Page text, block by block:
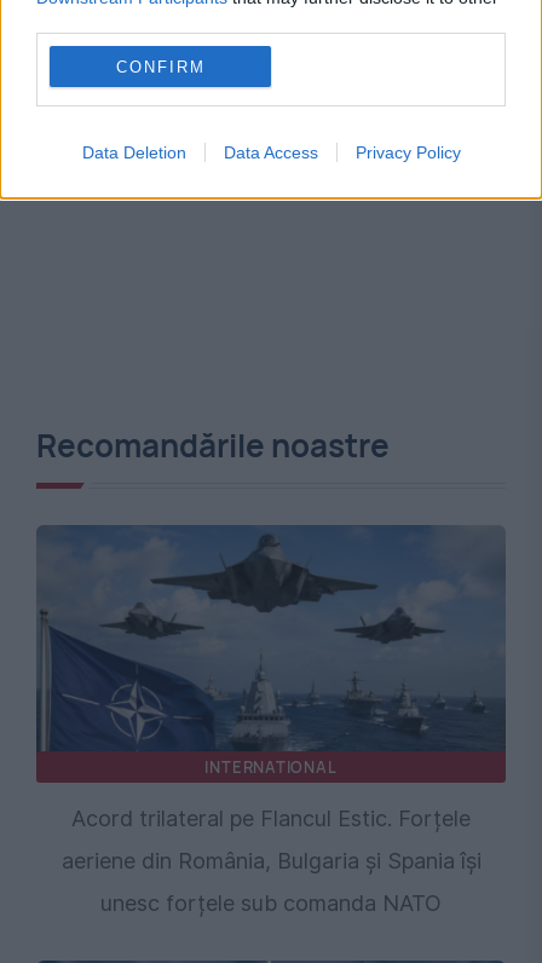
CONFIRM
Data Deletion Data Access Privacy Policy
Recomandările noastre
INTERNATIONAL
Acord trilateral pe Flancul Estic. Forțele
aeriene din România, Bulgaria și Spania își
unesc forțele sub comanda NATO